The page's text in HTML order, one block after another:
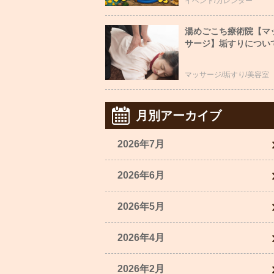
湯めごこち療術院【マ
サージ】垢すりについ
マッサージ/垢すり/美容室
月別アーカイブ
2026年7月
2026年6月
2026年5月
2026年4月
2026年2月